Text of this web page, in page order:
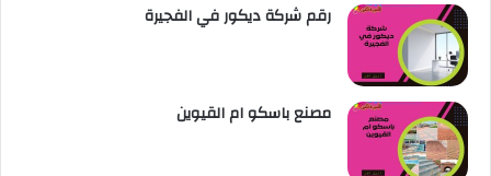
رقم شركة ديكور في الفجيرة
مصنع باسكو ام القيوين